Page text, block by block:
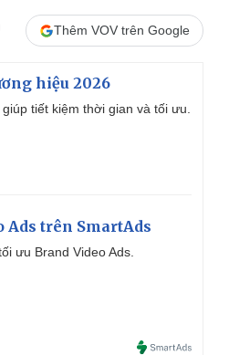
Thêm VOV trên Google
hiệu 2026
tiết kiệm thời gian và tối ưu.
Ads trên SmartAds
ưu Brand Video Ads.